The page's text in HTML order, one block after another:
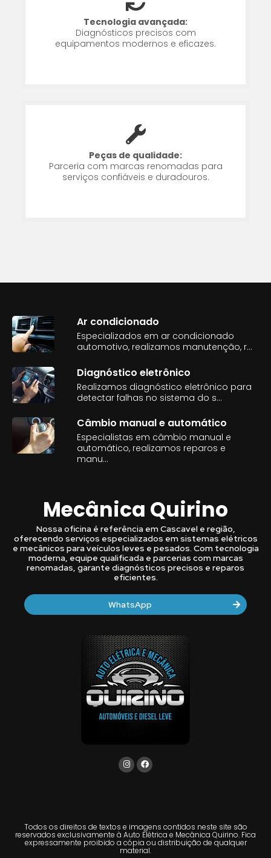
Tecnologia avançada:
Diagnósticos precisos com
equipamentos modernos e eficazes.
Peças de qualidade:
Parceria com marcas renomadas para
serviços confiáveis e duradouros.
Ar condicionado
Especializados em ar condicionado
automotivo, realizamos manutenção, r...
Diagnóstico eletrônico
Realizamos diagnóstico eletrônico para
detectar falhas no sistema do s...
Câmbio manual e automático
Especialistas em câmbio manual e
automático, realizamos reparos e
manu...
Mecânica Quirino
Nossa oficina é referência em Cascavel e região,
oferecendo serviços especializados em sistemas elétricos
e mecânicos para veículos leves e pesados. Com tecnologia
moderna, equipe qualificada e parcerias com marcas
renomadas, garante diagnósticos precisos e reparos
eficientes.
WhatsApp
Todos os direitos de textos e imagens contidos neste site são
reservados exclusivamente à Auto Elétrica e Mecânica Quirino. Fica
expressamente proibido a cópia ou distribuição de qualquer
material.